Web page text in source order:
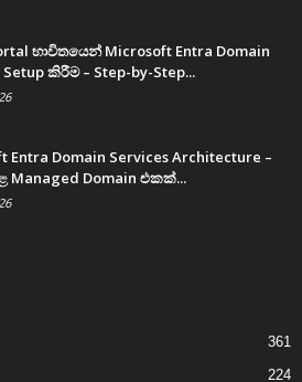
භාවිතයෙන් Microsoft Entra Domain
Setup කිරීම – Step-by-Step...
Entra Domain Services Architecture –
Managed Domain එකක්...
361
224